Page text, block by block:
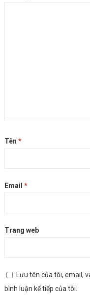
Tên *
Email *
Trang web
Lưu tên của tôi, email,
bình luận kế tiếp của tôi.